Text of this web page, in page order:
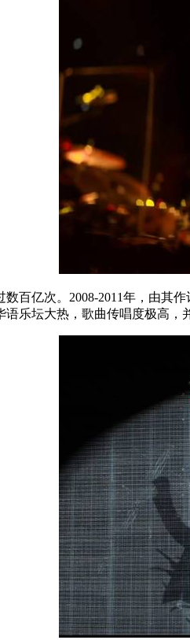
百亿次。 2008-2011年，由其作
乐坛大热，歌曲传唱度极高，